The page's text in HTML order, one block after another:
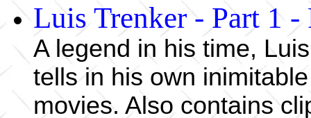
Luis Trenker - Part 1 -
A legend in his time,
tells in his own
movies. Also contains